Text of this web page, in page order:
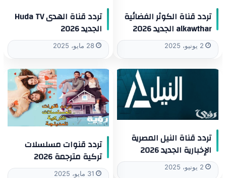
تردد قناة الكوثر الفضائية
alkawthar الجديد 2026
2 يونيو، 2025
تردد قناة الهدى Huda TV
الجديد 2026
28 مايو، 2025
تردد قناة النيل المصرية
الإخبارية الجديد 2026
2 يونيو، 2025
تردد قنوات مسلسلات
تركية مترجمة 2026
31 مايو، 2025